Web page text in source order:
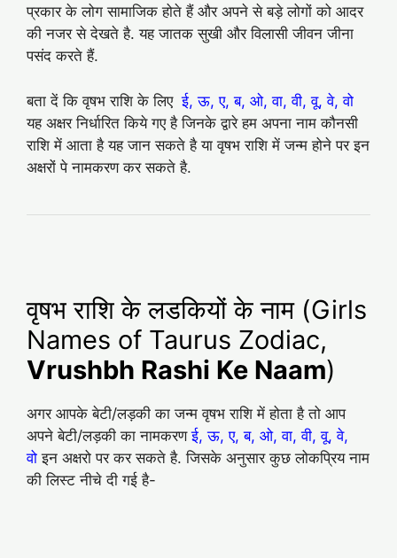
प्रकार के लोग सामाजिक होते हैं और अपने से बड़े लोगों को आदर
की नजर से देखते है. यह जातक सुखी और विलासी जीवन जीना
पसंद करते हैं.
बता दें कि वृषभ राशि के लिएई, ऊ, ए, ब, ओ, वा, वी, वू, वे, वो
यह अक्षर निर्धारित किये गए है जिनके द्वारे हम अपना नाम कौनसी
राशि में आता है यह जान सकते है या वृषभ राशि में जन्म होने पर इन
अक्षरों पे नामकरण कर सकते है.
वृषभ राशि के लडकियों के नाम (Girls
Names of Taurus Zodiac,
Vrushbh Rashi Ke Naam)
अगर आपके बेटी/लड़की का जन्म वृषभ राशि में होता है तो आप
अपने बेटी/लड़की का नामकरणई, ऊ, ए, ब, ओ, वा, वी, वू, वे,
वो इन अक्षरो पर कर सकते है. जिसके अनुसार कुछ लोकप्रिय नाम
की लिस्ट नीचे दी गई है-